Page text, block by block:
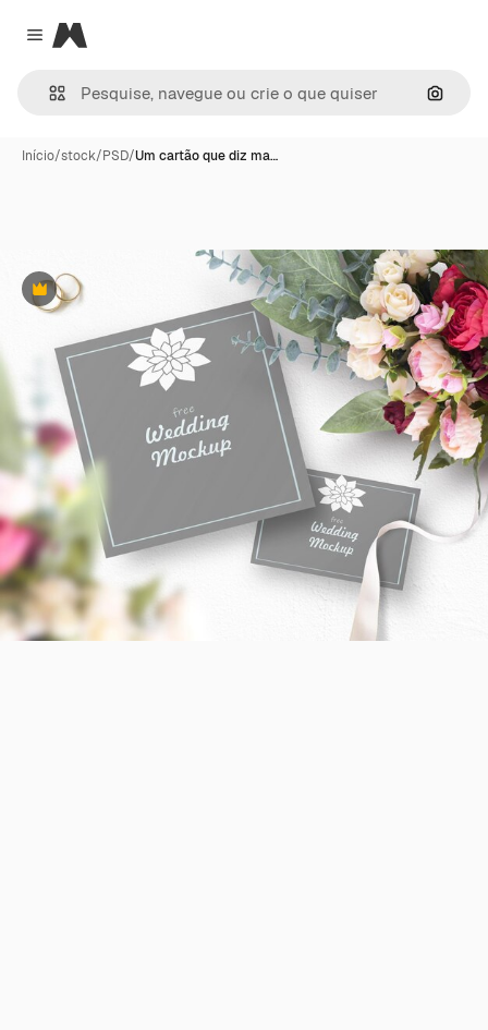
Close menu
Magnific
Início/stock/PSD/Um cartão que diz ma…
Premium